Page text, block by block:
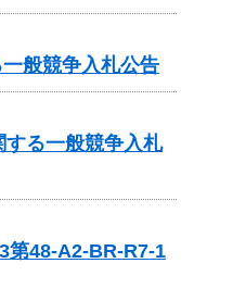
般競争入札公告
する一般競争入札
第48-A2-BR-R7-1